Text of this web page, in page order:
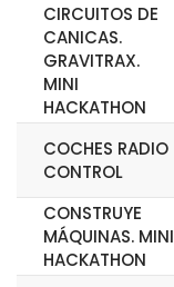
CIRCUITOS DE
CANICAS.
GRAVITRAX.
MINI
HACKATHON
COCHES RADIO
CONTROL
CONSTRUYE
MÁQUINAS. MINI
HACKATHON